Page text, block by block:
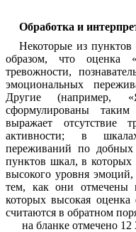
Обработка и
Некоторые из
образом, что оценка
тревожности,
эмоциональных
Другие (например,
сформулированы
выражает отсутствие
активности; в
переживаний по
пунктов шкал, в которых
высокого уровня
тем, как они отмечены
которых высокая оценка
считаются в обратном
на бланке отмечено 12